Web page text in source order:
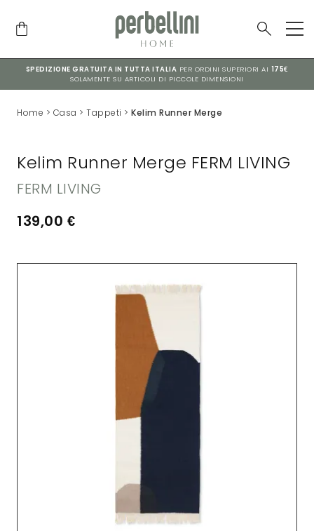
SPEDIZIONE GRATUITA IN TUTTA ITALIA PER ORDINI SUPERIORI AI 175€
SOLAMENTE SU ARTICOLI DI PICCOLE DIMENSIONI
Home > Casa > Tappeti > Kelim Runner Merge
Kelim Runner Merge FERM LIVING
FERM LIVING
139,00 €